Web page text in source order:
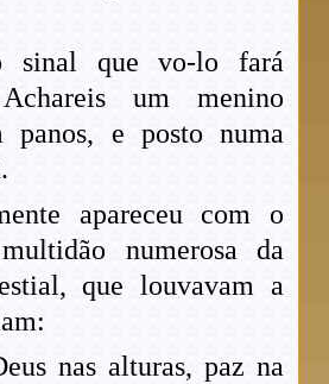
sinal que vo-lo fará
um menino
panos, e posto numa
apareceu com o
numerosa da
que louvavam a
nas alturas, paz na